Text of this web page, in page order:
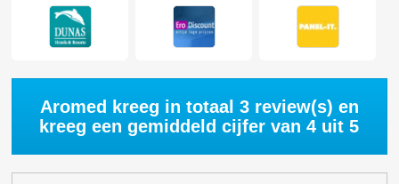
Aromed kreeg in totaal 3review(s) en
kreeg een gemiddeld cijfer van4 uit 5